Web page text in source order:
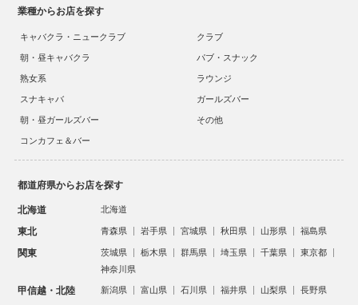
業種からお店を探す
キャバクラ・ニュークラブ
クラブ
朝・昼キャバクラ
パブ・スナック
熟女系
ラウンジ
スナキャバ
ガールズバー
朝・昼ガールズバー
その他
コンカフェ＆バー
都道府県からお店を探す
北海道 北海道
東北 青森県 岩手県 宮城県 秋田県 山形県 福島県
関東 茨城県 栃木県 群馬県 埼玉県 千葉県
東京都
神奈川県
甲信越・北陸 新潟県 富山県 石川県 福井県 山梨県 長野県